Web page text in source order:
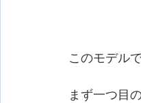
このモデル
まず一つ目